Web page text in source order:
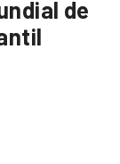
de